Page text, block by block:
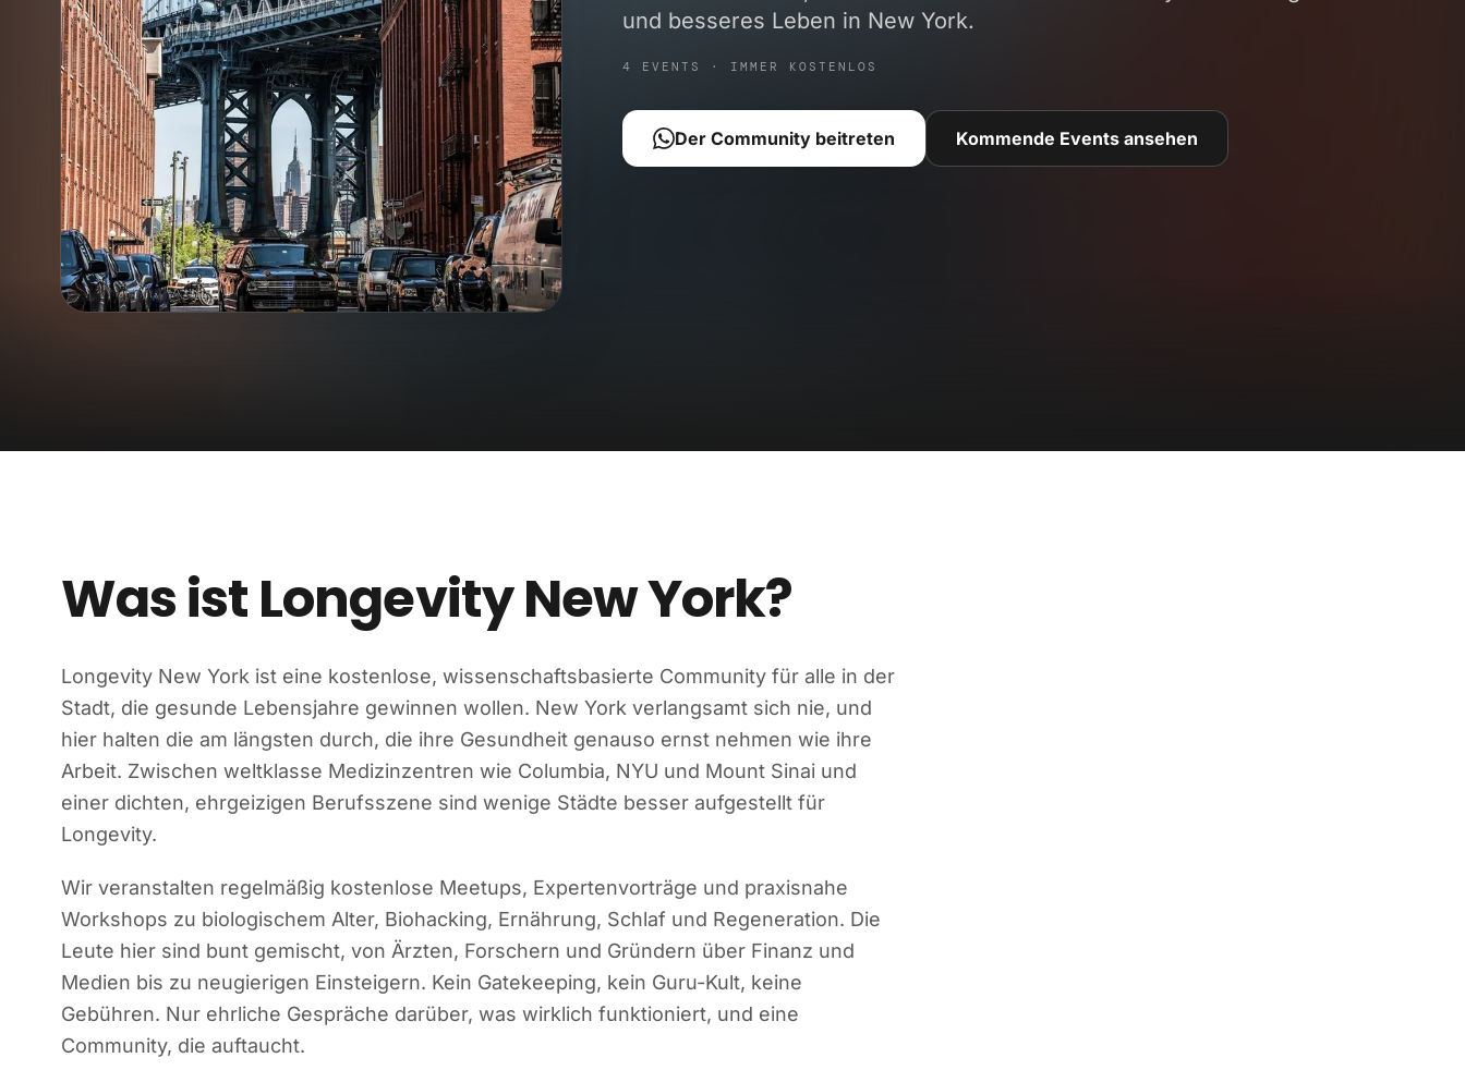
und besseres Leben in New York.
4 EVENTS · IMMER KOSTENLOS
Der Community beitreten Kommende Events ansehen
Was ist Longevity New York?
Longevity New York ist eine kostenlose, wissenschaftsbasierte Community für alle in der
Stadt, die gesunde Lebensjahre gewinnen wollen. New York verlangsamt sich nie, und
hier halten die am längsten durch, die ihre Gesundheit genauso ernst nehmen wie ihre
Arbeit. Zwischen weltklasse Medizinzentren wie Columbia, NYU und Mount Sinai und
einer dichten, ehrgeizigen Berufsszene sind wenige Städte besser aufgestellt für
Longevity.
Wir veranstalten regelmäßig kostenlose Meetups, Expertenvorträge und praxisnahe
Workshops zu biologischem Alter, Biohacking, Ernährung, Schlaf und Regeneration. Die
Leute hier sind bunt gemischt, von Ärzten, Forschern und Gründern über Finanz und
Medien bis zu neugierigen Einsteigern. Kein Gatekeeping, kein Guru-Kult, keine
Gebühren. Nur ehrliche Gespräche darüber, was wirklich funktioniert, und eine
Community, die auftaucht.